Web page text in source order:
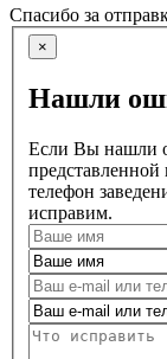
Спасибо за
×
Нашли
Если Вы нашли
телефон
исправим.